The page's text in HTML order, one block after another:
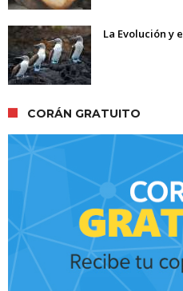
La Evolución y
CORÁN GRATUITO